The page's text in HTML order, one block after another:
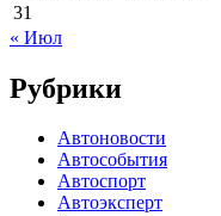
31
« Июл
Рубрики
Автоновости
Автособытия
Автоспорт
Автоэксперт